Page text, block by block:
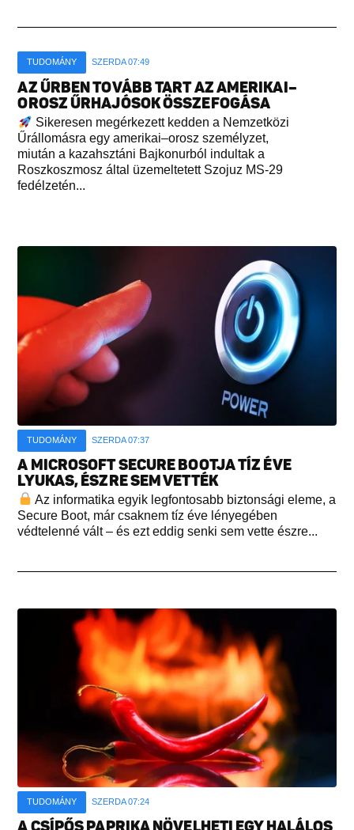
TUDOMÁNY SZERDA 07:49
AZ ŰRBEN TOVÁBB TART AZ AMERIKAI–
OROSZ ŰRHAJÓSOK ÖSSZEFOGÁSA
Sikeresen megérkezett kedden a Nemzetközi
Űrállomásra egy amerikai–orosz személyzet,
miután a kazahsztáni Bajkonurból indultak a
Roszkoszmosz által üzemeltetett Szojuz MS-29
fedélzetén...
TUDOMÁNY SZERDA 07:37
A MICROSOFT SECURE BOOTJA TÍZ ÉVE
LYUKAS, ÉSZRE SEM VETTÉK
Az informatika egyik legfontosabb biztonsági eleme, a
Secure Boot, már csaknem tíz éve lényegében
védtelenné vált – és ezt eddig senki sem vette észre...
TUDOMÁNY SZERDA 07:24
A CSÍPŐS PAPRIKA NÖVELHETI EGY HALÁLOS